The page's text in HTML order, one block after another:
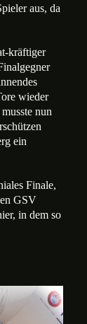
aus, da
kräftiger
wieder
nun
ein
Finale,
GSV
in dem so